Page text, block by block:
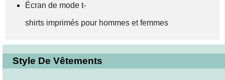
Écran de mode t-
shirts imprimés pour hommes et femmes
Style De Vêtements